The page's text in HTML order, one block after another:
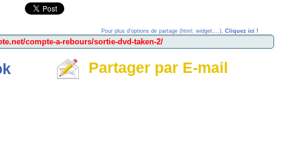
Pour plus d'options de partage (html, widget,...), Cliquez ici !
Partager par E-mail